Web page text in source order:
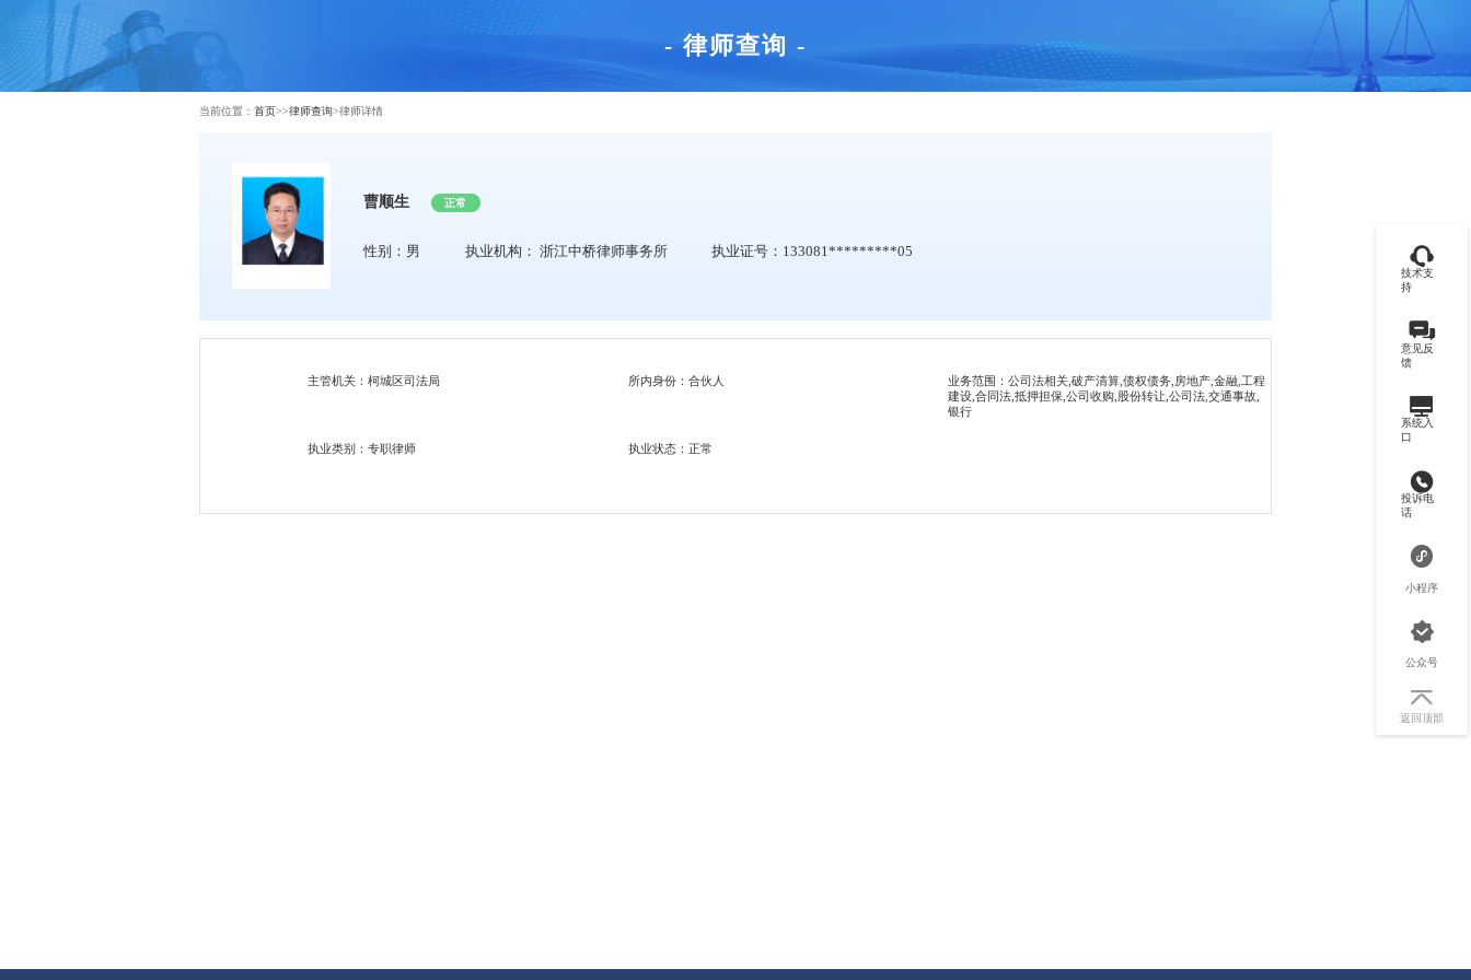
- 律师查询 -
当前位置： 首页>>律师查询>律师详情
曹顺生 正常
性别：男 执业机构： 浙江中桥律师事务所 执业证号：133081*********05
主管机关：柯城区司法局 所内身份：合伙人
业务范围：公司法相关,破产清算,债权债务,房地产,金融,工程
建设,合同法,抵押担保,公司收购,股份转让,公司法,交通事故,
银行
执业类别：专职律师 执业状态：正常
技术支
持
意见反
馈
系统入
口
投诉电
话
小程序
公众号
返回顶部